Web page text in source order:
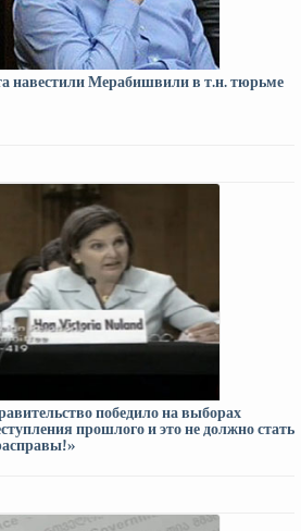
навестили Мерабишвили в т.н. тюрьме
победило на выборах
прошлого и это не должно стать